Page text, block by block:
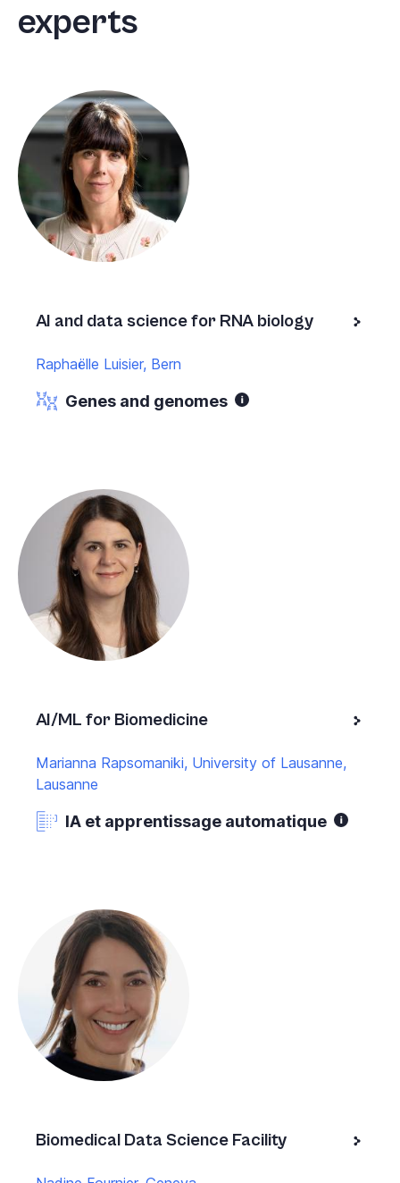
experts
AI and data science for RNA biology
Raphaëlle Luisier, Bern
Genes and genomes
AI/ML for Biomedicine
Marianna Rapsomaniki, University of Lausanne,
Lausanne
IA et apprentissage automatique
Biomedical Data Science Facility